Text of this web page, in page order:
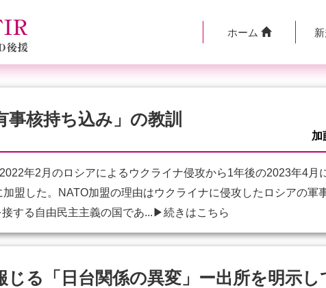
ホーム
核持ち込み」の教訓
年2月のロシアによるウクライナ侵攻から1年後の2023年4月
盟した。NATO加盟の理由はウクライナに侵攻したロシアの軍
する自由民主主義の国であ... ▶続きはこちら
じる「日台関係の異変」ー出所を明示し